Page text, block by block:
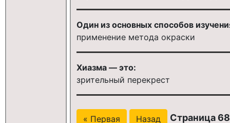
Один из основных способов
применение метода окраски
Хиазма — это:
зрительный перекрест
« Первая Назад Страница